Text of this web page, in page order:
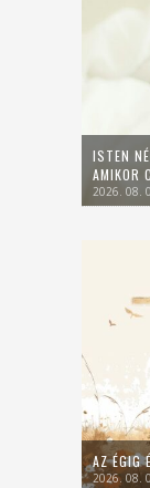
ISTEN
AMIKOR
2026. 08.
AZ ÉGIG
2026. 08.